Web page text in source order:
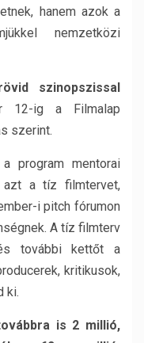
hanem azok a
nemzetközi
szinopszissal
12-ig a Filmalap
szerint.
program mentorai
azt a tíz filmtervet,
i pitch fórumon
A tíz filmterv
további kettőt a
kritikusok,
ki.
is 2 millió,